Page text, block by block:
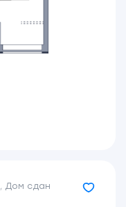
, Дом сдан